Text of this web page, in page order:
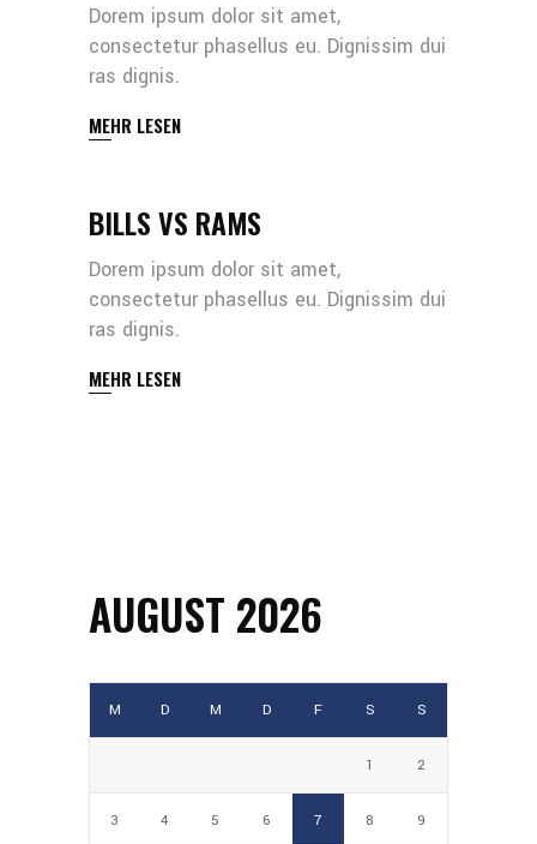
Dorem ipsum dolor sit amet,
consectetur phasellus eu. Dignissim dui
ras dignis.
MEHR LESEN
BILLS VS RAMS
Dorem ipsum dolor sit amet,
consectetur phasellus eu. Dignissim dui
ras dignis.
MEHR LESEN
AUGUST 2026
M D M D F S S
1 2
3 4 5 6 7 8 9